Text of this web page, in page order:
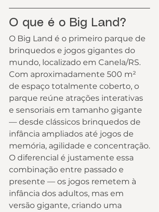
O que é o Big Land?
O Big Land é o primeiro parque de
brinquedos e jogos gigantes do
mundo, localizado em Canela/RS.
Com aproximadamente 500 m²
de espaço totalmente coberto, o
parque reúne atrações interativas
e sensoriais em tamanho gigante
— desde clássicos brinquedos de
infância ampliados até jogos de
memória, agilidade e concentração.
O diferencial é justamente essa
combinação entre passado e
presente — os jogos remetem à
infância dos adultos, mas em
versão gigante, criando uma